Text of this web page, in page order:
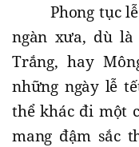
Phong tục
ngàn xưa, dù là
Trắng, hay
những ngày lễ
thể khác đi một
mang đậm sắc